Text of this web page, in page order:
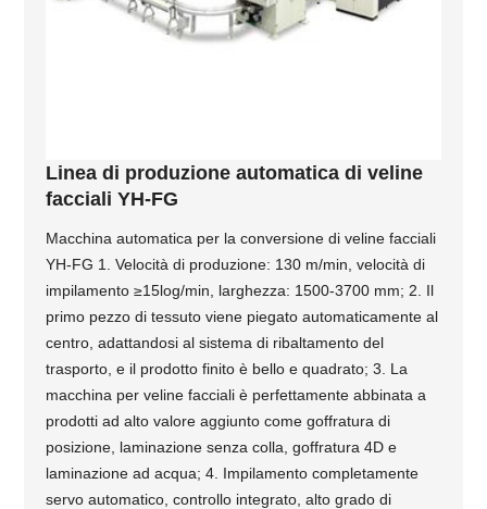
Linea di produzione automatica di veline
facciali YH-FG
Macchina automatica per la conversione di veline facciali
YH-FG 1. Velocità di produzione: 130 m/min, velocità di
impilamento ≥15log/min, larghezza: 1500-3700 mm; 2. Il
primo pezzo di tessuto viene piegato automaticamente al
centro, adattandosi al sistema di ribaltamento del
trasporto, e il prodotto finito è bello e quadrato; 3. La
macchina per veline facciali è perfettamente abbinata a
prodotti ad alto valore aggiunto come goffratura di
posizione, laminazione senza colla, goffratura 4D e
laminazione ad acqua; 4. Impilamento completamente
servo automatico, controllo integrato, alto grado di